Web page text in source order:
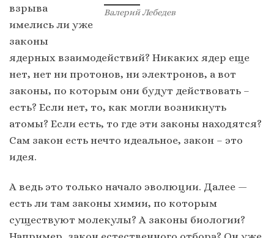
Валерий Лебедев
взрыва
имелись ли уже
законы
ядерных взаимодействий? Никаких ядер еще
нет, нет ни протонов, ни электронов, а вот
законы, по которым они будут действовать –
есть? Если нет, то, как могли возникнуть
атомы? Если есть, то где эти законы находятся?
Сам закон есть нечто идеальное, закон – это
идея.
А ведь это только начало эволюции. Далее —
есть ли там законы химии, по которым
существуют молекулы? А законы биологии?